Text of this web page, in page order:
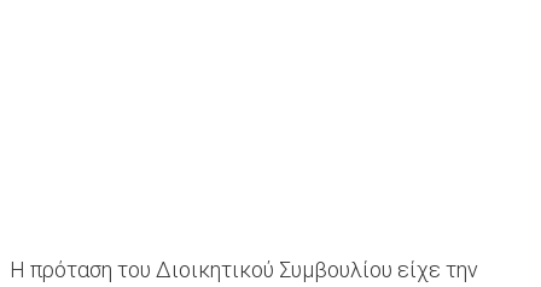
Η πρόταση του Διοικητικού Συμβουλίου είχε την